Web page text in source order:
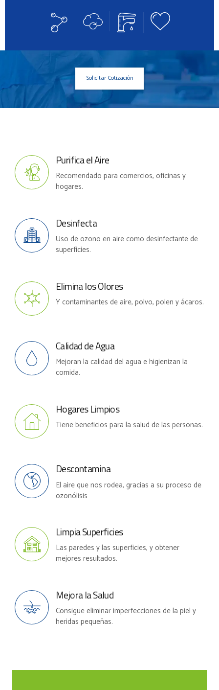
Solicitar Cotización
Purifica el Aire
Recomendado para comercios, oficinas y
hogares.
Desinfecta
Uso de ozono en aire como desinfectante de
superficies.
Elimina los Olores
Y contaminantes de aire, polvo, polen y ácaros.
Calidad de Agua
Mejoran la calidad del agua e higienizan la
comida.
Hogares Limpios
Tiene beneficios para la salud de las personas.
Descontamina
El aire que nos rodea, gracias a su proceso de
ozonólisis
Limpia Superficies
Las paredes y las superficies, y obtener
mejores resultados.
Mejora la Salud
Consigue eliminar imperfecciones de la piel y
heridas pequeñas.